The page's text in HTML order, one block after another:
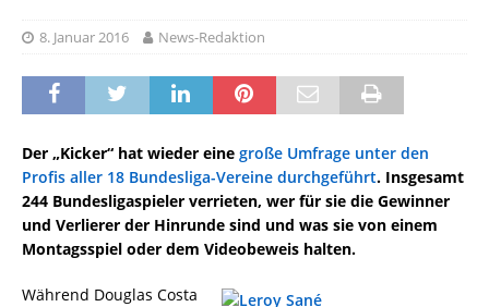
8. Januar 2016 News-Redaktion
Der „Kicker“ hat wieder eine große Umfrage unter den
Profis aller 18 Bundesliga-Vereine durchgeführt. Insgesamt
244 Bundesligaspieler verrieten, wer für sie die Gewinner
und Verlierer der Hinrunde sind und was sie von einem
Montagsspiel oder dem Videobeweis halten.
Während Douglas Costa